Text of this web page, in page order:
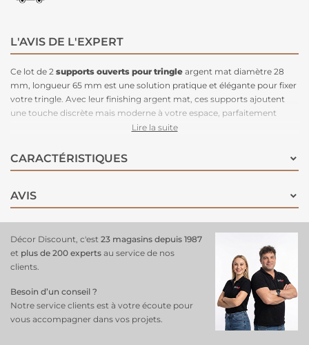
L'AVIS DE L'EXPERT
Ce lot de 2 supports ouverts pour tringle argent mat diamètre 28
mm, longueur 65 mm est une solution pratique et élégante pour fixer
votre tringle. Avec leur finishing argent mat, ces supports ajoutent
une touche discrète mais moderne à votre espace, parfaitement
adapté à des décors contemporains. Leur longueur de 65 mm permet
unesuspension fluide et stable de vos rideaux
matériaux robustes, ces supports garantissent une installation
finition propre et soignée tout en apportant une solution fiable
pour
suspendre vos rideaux.
Lire la suite
CARACTÉRISTIQUES
AVIS
Décor Discount, c'est 23 magasins depuis 1987
et plus de 200 experts au service de nos
clients.
Besoin d’un conseil ?
Notre service clients est à votre écoute pour
vous accompagner dans vos projets.